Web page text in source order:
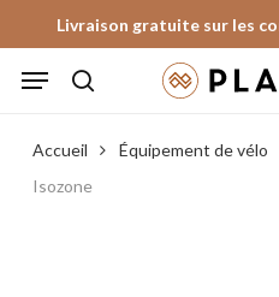
to
main
Livraison gratuite sur les
Menu
Accueil Équipement de vélo
Isozone